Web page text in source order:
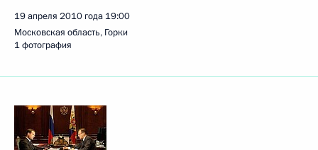
19 апреля 2010 года 19:00
Московская область, Горки
1 фотография